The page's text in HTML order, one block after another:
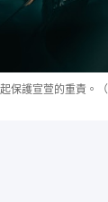
保護宣萱的重責。（